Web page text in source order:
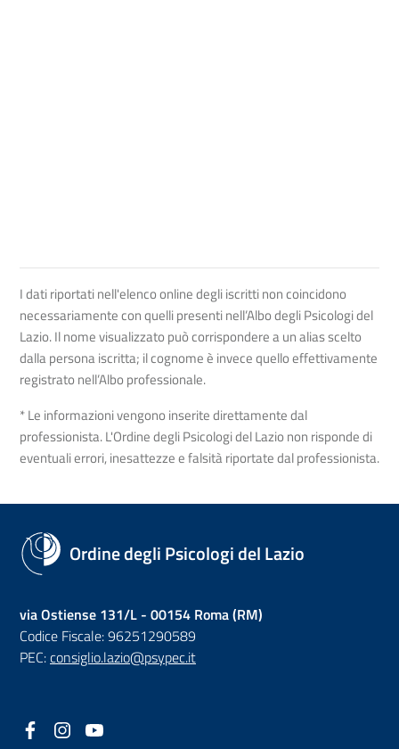
I dati riportati nell'elenco online degli iscritti non coincidono
necessariamente con quelli presenti nell’Albo degli Psicologi del
Lazio. Il nome visualizzato può corrispondere a un alias scelto
dalla persona iscritta; il cognome è invece quello effettivamente
registrato nell’Albo professionale.
* Le informazioni vengono inserite direttamente dal
professionista. L'Ordine degli Psicologi del Lazio non risponde di
eventuali errori, inesattezze e falsità riportate dal professionista.
Ordine degli Psicologi del Lazio
via Ostiense 131/L - 00154 Roma (RM)
Codice Fiscale: 96251290589
PEC:consiglio.lazio@psypec.it
Facebook
(nuova scheda - new tab)
Instagram
(nuova scheda - new tab)